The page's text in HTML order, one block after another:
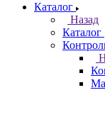
Каталог
Назад
Каталог